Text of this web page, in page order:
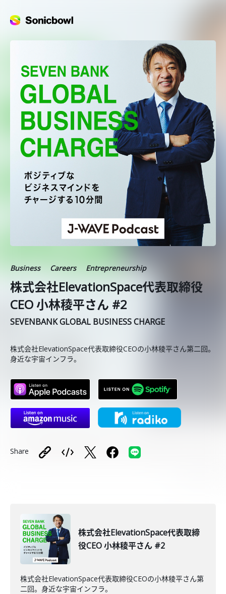
Business Careers Entrepreneurship
株式会社ElevationSpace代表取締役
CEO 小林稜平さん #2
SEVENBANK GLOBAL BUSINESS CHARGE
株式会社ElevationSpace代表取締役CEOの小林稜平さん第二回。
身近な宇宙インフラ。
Share
株式会社ElevationSpace代表取締
役CEO 小林稜平さん #2
株式会社ElevationSpace代表取締役CEOの小林稜平さん第
二回。身近な宇宙インフラ。